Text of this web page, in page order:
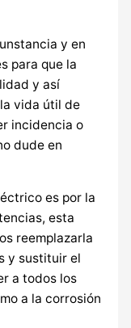
y en
para que la
y así
vida útil de
incidencia o
dude en
es por la
esta
reemplazarla
y sustituir el
a todos los
a la corrosión